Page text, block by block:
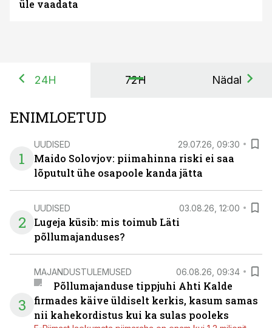
üle vaadata
24H 72H Nädal
ENIMLOETUD
1
UUDISED 29.07.26, 09:30
Maido Solovjov: piimahinna riski ei saa
lõputult ühe osapoole kanda jätta
2
UUDISED 03.08.26, 12:00
Lugeja küsib: mis toimub Läti
põllumajanduses?
3
MAJANDUSTULEMUSED 06.08.26, 09:34
Põllumajanduse tippjuhi Ahti Kalde
firmades käive üldiselt kerkis, kasum samas
nii kahekordistus kui ka sulas pooleks